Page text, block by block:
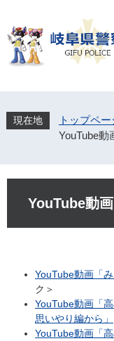
ジ
先
す
ュ
を
し
トップペー
YouTube動
YouTube動画
YouTube動画「
ク＞
YouTube動画「
思いやり編から」
YouTube動画「